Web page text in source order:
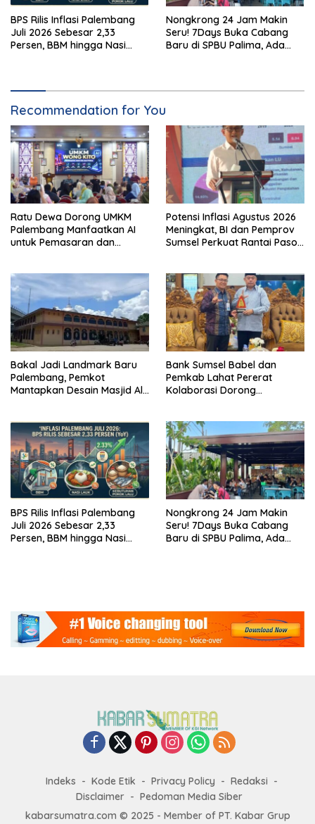
BPS Rilis Inflasi Palembang
Juli 2026 Sebesar 2,33
Persen, BBM hingga Nasi
Nongkrong 24 Jam Makin
Seru! 7Days Buka Cabang
Baru di SPBU Palima, Ada
Recommendation for You
Ratu Dewa Dorong UMKM
Palembang Manfaatkan AI
untuk Pemasaran dan
Potensi Inflasi Agustus 2026
Meningkat, BI dan Pemprov
Sumsel Perkuat Rantai Pasok
Bakal Jadi Landmark Baru
Palembang, Pemkot
Mantapkan Desain Masjid Al
Bank Sumsel Babel dan
Pemkab Lahat Pererat
Kolaborasi Dorong
BPS Rilis Inflasi Palembang
Juli 2026 Sebesar 2,33
Persen, BBM hingga Nasi
Nongkrong 24 Jam Makin
Seru! 7Days Buka Cabang
Baru di SPBU Palima, Ada
Indeks Kode Etik Privacy Policy
Redaksi
Disclaimer
Pedoman Media Siber
kabarsumatra.com © 2025 - Member of PT. Kabar Grup